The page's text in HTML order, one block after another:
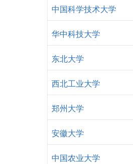
中国科学技术大学
华中科技大学
东北大学
西北工业大学
郑州大学
安徽大学
中国农业大学